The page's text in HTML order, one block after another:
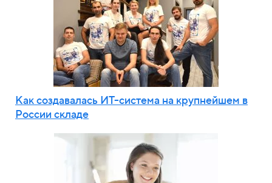
Как создавалась ИТ-система на крупнейшем в
России складе